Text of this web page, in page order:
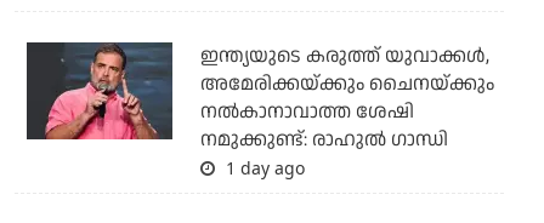
ഇന്ത്യയുടെ കരുത്ത് യുവാക്കള്‍,
അമേരിക്കയ്ക്കും ചൈനയ്ക്കും
നല്‍കാനാവാത്ത ശേഷി
നമുക്കുണ്ട്: രാഹുല്‍ ഗാന്ധി
1 day ago